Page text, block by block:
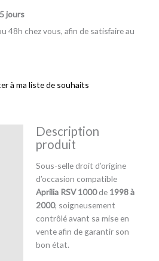
jours
48h chez vous, afin de satisfaire au
à ma liste de souhaits
Description
produit
Sous-selle droit d’origine
d’occasion compatible
Aprilia RSV 1000de 1998 à
2000, soigneusement
contrôlé avant sa mise en
vente afin de garantir son
bon état.